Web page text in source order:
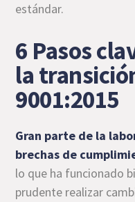
estándar.
6 Pasos
la
9001:2015
Gran parte de la
brechas de
lo que ha funcionado
prudente realizar